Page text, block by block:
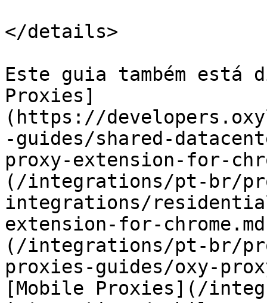
</details>
Este guia também está
Proxies]
(https://
-guides/shared-
proxy-extension-for-
(/integrations/pt-br/
integrations/
extension-for-
(/integrations/pt-br/
proxies-guides/oxy-
[Mobile Proxies](/